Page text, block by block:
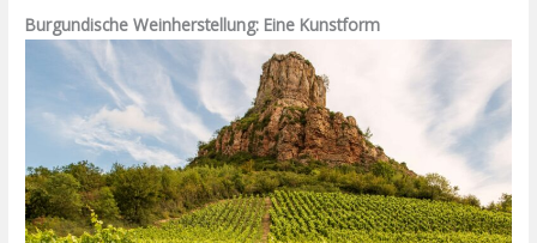
Burgundische Weinherstellung: Eine Kunstform